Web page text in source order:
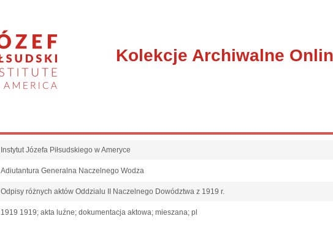
Kolekcje Archiwalne
Instytut Józefa Piłsudskiego w Ameryce
Adiutantura Generalna Naczelnego Wodza
Odpisy różnych aktów Oddzialu II Naczelnego Dowództwa z 1919 r.
1919 1919; akta luźne; dokumentacja aktowa; mieszana; pl